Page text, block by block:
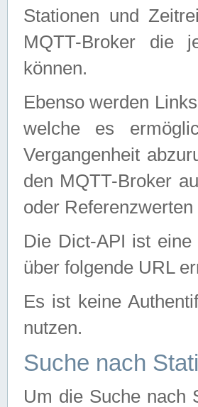
Stationen und
MQTT-Broker die
können.
Ebenso werden
welche es
Vergangenheit
den MQTT-Broker
oder
Die Dict-API ist
über folgende URL
Es ist keine
nutzen.
Suche nach
Um die Suche nach